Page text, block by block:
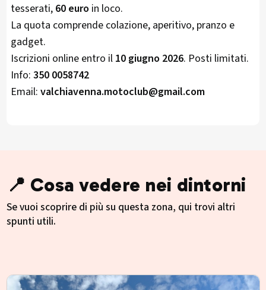
tesserati, 60 euro in loco.
La quota comprende colazione, aperitivo, pranzo e
gadget.
Iscrizioni online entro il 10 giugno 2026. Posti limitati.
Info: 350 0058742
Email: valchiavenna.motoclub@gmail.com
📍 Cosa vedere nei dintorni
Se vuoi scoprire di più su questa zona, qui trovi altri
spunti utili.